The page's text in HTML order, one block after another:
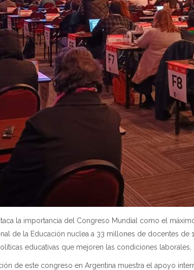
la importancia del Congreso Mundial como el
de la Educación nuclea a 33 millones de docentes
educativas que mejoren las condiciones laborales,
de este congreso en Argentina muestra el apoyo